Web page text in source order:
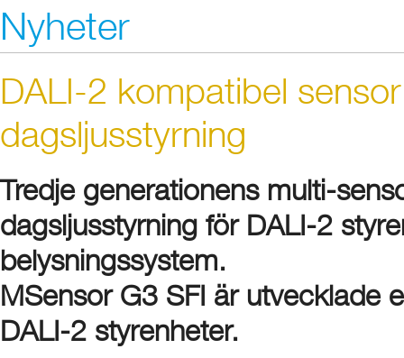
Nyheter
DALI-2 kompatibel
dagsljusstyrning
Tredje generationens multi-
dagsljusstyrning för DALI-2
belysningssystem.
MSensor G3 SFI är utvecklade
DALI-2 styrenheter.